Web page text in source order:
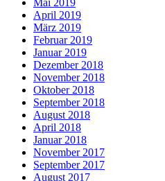
Mai 2019
April 2019
März 2019
Februar 2019
Januar 2019
Dezember 2018
November 2018
Oktober 2018
September 2018
August 2018
April 2018
Januar 2018
November 2017
September 2017
August 2017